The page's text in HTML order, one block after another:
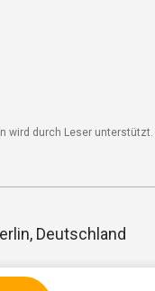
wird durch Leser
Deutschland